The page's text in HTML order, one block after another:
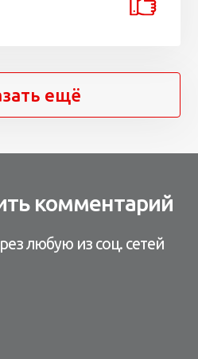
ещё
комментарий
любую из соц. сетей